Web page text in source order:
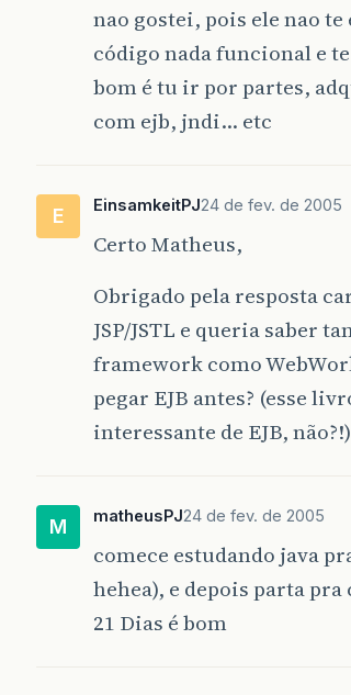
nao gostei, pois ele nao
código nada funcional e
bom é tu ir por partes,
com ejb, jndi… etc
E EinsamkeitPJ24 de fev. de 2005
Certo Matheus,
Obrigado pela resposta
JSP/JSTL e queria saber
framework como
pegar EJB antes? (esse
interessante de EJB,
M matheusPJ24 de fev. de 2005
comece estudando java
hehea), e depois parta
21 Dias é bom